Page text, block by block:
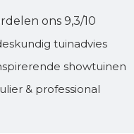
ons 9,3/10
tuinadvies
showtuinen
& professional